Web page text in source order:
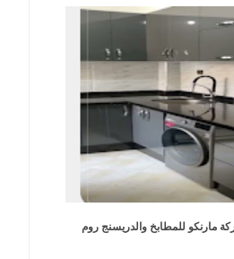
مارنكو للمطابخ والدريسنج روم